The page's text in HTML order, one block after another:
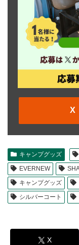
X
キャンプグッズ
EVERNEW
キャンプグッズ
シルバーコート
X